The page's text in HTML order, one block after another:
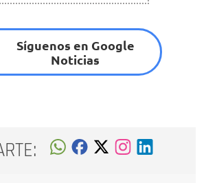
Síguenos en Google
Noticias